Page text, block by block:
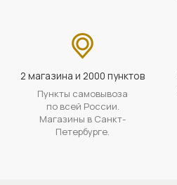
2 магазина и 2000 пунктов
Пункты самовывоза
по всей России.
Магазины в Санкт-
Петербурге.